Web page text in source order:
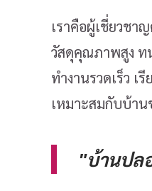
เราคือผู้เชี่ยวชา
วัสดุคุณภาพสูง ท
ทำงานรวดเร็ว
เหมาะสมกับบ้า
"บ้านปล